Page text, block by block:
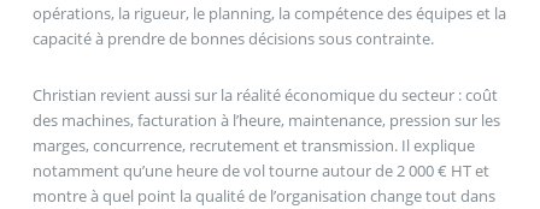
opérations, la rigueur, le planning, la compétence des équipes et la
capacité à prendre de bonnes décisions sous contrainte.
Christian revient aussi sur la réalité économique du secteur : coût
des machines, facturation à l’heure, maintenance, pression sur les
marges, concurrence, recrutement et transmission. Il explique
notamment qu’une heure de vol tourne autour de 2 000 € HT et
montre à quel point la qualité de l’organisation change tout dans